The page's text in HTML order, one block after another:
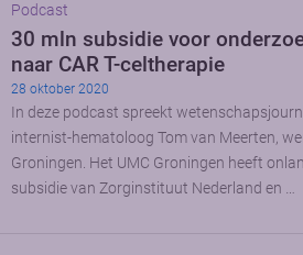
Podcast
30 mln subsidie voor
naar CAR T-celtherapie
28 oktober 2020
In deze podcast spreekt
internist-hematoloog Tom van Meerten,
Groningen. Het UMC Groningen heeft
subsidie van Zorginstituut Nederland en …